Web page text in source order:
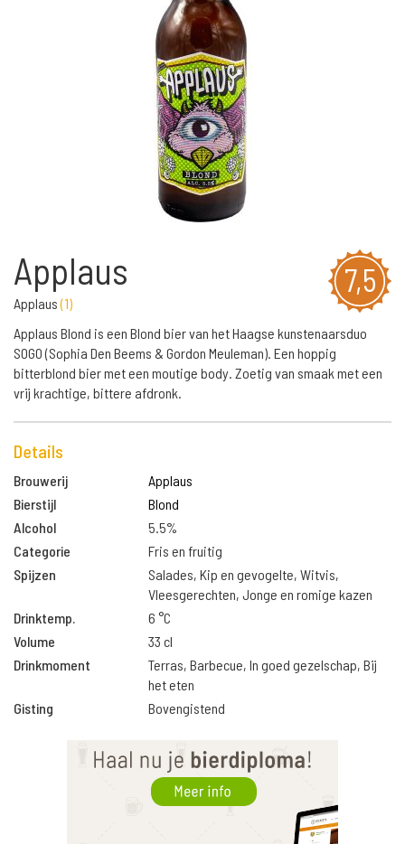
7,5
Applaus
Applaus(1)
Applaus Blond is een Blond bier van het Haagse kunstenaarsduo
SOGO (Sophia Den Beems & Gordon Meuleman). Een hoppig
bitterblond bier met een moutige body. Zoetig van smaak met een
vrij krachtige, bittere afdronk.
Details
Brouwerij
Applaus
Bierstijl
Blond
Alcohol
5.5%
Categorie
Fris en fruitig
Spijzen
Salades, Kip en gevogelte, Witvis,
Vleesgerechten, Jonge en romige kazen
Drinktemp.
6 °C
Volume
33 cl
Drinkmoment
Terras, Barbecue, In goed gezelschap, Bij
het eten
Gisting
Bovengistend